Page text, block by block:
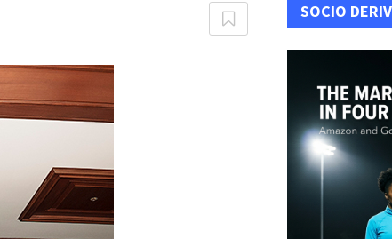
SOCIO DERIV